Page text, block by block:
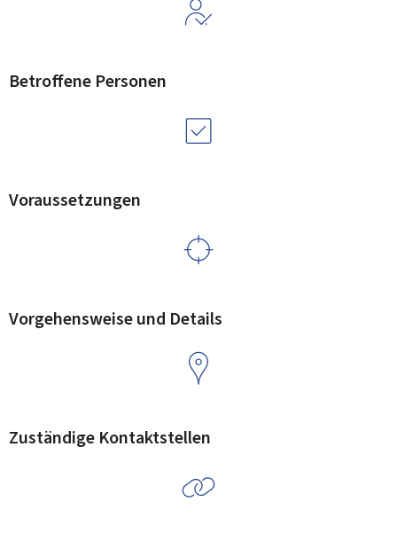
Betroffene Personen
Voraussetzungen
Vorgehensweise und Details
Zuständige Kontaktstellen